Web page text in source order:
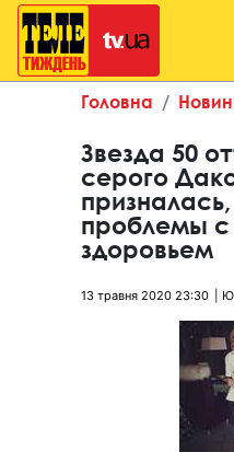
Головна
Звезда 50
серого
проблемы с
здоровьем
13 травня 2020 23:30